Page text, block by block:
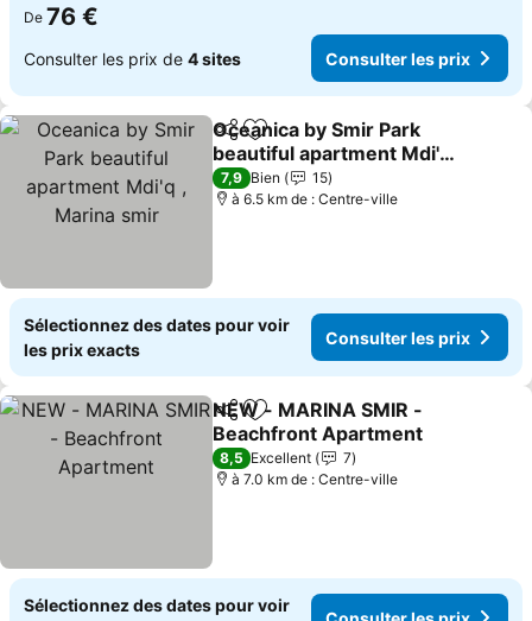
De 76 €
Consulter les prix de 4 sites Consulter les prix
PartagerAjouter à mes favoris
Oceanica by Smir Park
beautiful apartment Mdi'q
, Marina smir
7,9 Bien
15
à 6.5 km de : Centre-ville
Sélectionnez des dates pour voir
les prix exacts
Consulter les prix
PartagerAjouter à mes favoris
NEW - MARINA SMIR -
Beachfront Apartment
8,5 Excellent
7
à 7.0 km de : Centre-ville
Sélectionnez des dates pour voir